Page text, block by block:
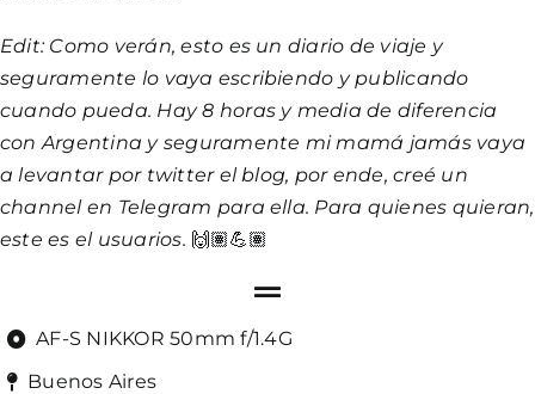
Edit: Como verán, esto es un diario de viaje y
seguramente lo vaya escribiendo y publicando
cuando pueda. Hay 8 horas y media de diferencia
con Argentina y seguramente mi mamá jamás vaya
a levantar por twitter el blog, por ende, creé un
channel en Telegram para ella. Para quienes quieran,
este es el usuarios. 🙌🏽💪🏽
AF-S NIKKOR 50mm f/1.4G
Buenos Aires